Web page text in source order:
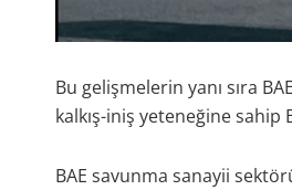
Bu gelişmelerin yanı sıra
kalkış-iniş yeteneğine
BAE savunma sanayii